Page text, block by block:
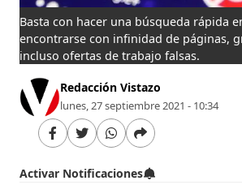
Basta con hacer una búsqueda rápida
encontrarse con infinidad de páginas,
incluso ofertas de trabajo falsas.
Redacción Vistazo
lunes, 27 septiembre 2021 - 10:34
Activar Notificaciones